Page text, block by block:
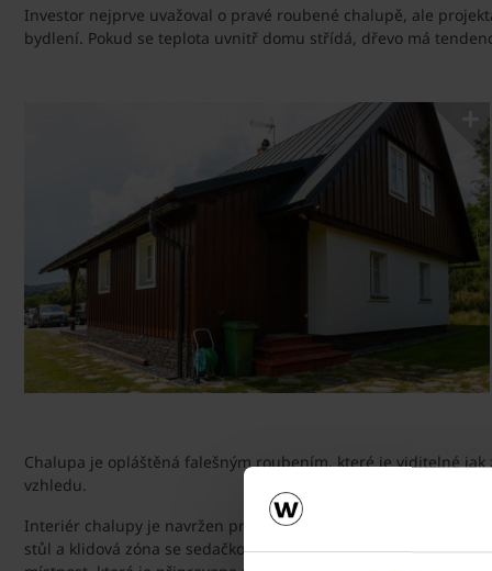
Investor nejprve uvažoval o pravé roubené chalupě, ale
bydlení. Pokud se teplota uvnitř domu střídá, dřevo má
Chalupa je opláštěná falešným roubením, které je viditelné
vzhledu.
Interiér chalupy je navržen prakticky. Na ploše 156 m² se
stůl a klidová zóna se sedačkou. Dominantním prvkem jsou